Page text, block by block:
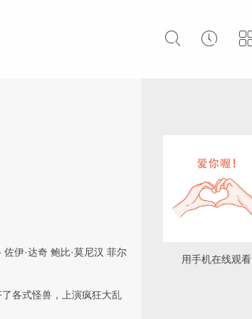
佐伊·达奇 鲍比·莫尼汉 菲尔
各式怪兽，上演疯狂大乱
用手机在线观看